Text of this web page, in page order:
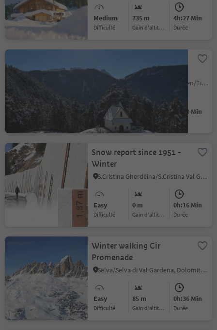
Medium
Difficulté
735 m
Gain d'altitude
4h:27 Min
durée
Wuhnleger and to the St.
Sebastian chapel
Tires/Tiers, Tiers am Rosengarten/Tires al Catinaccio, Dolomites Region Seiser Alm
Medium
Difficulté
2h:30 Min
durée
Snow report since 1951 -
Winter
S.Cristina Gherdëina/S.Cristina Val Gardena/S.Cristina Gherdëina/St.Christina in Gröden, Sëlva/Selva di Val Gardena, Dolomites Region Val Gardena
Easy
Difficulté
0 m
Gain d'altitude
0h:16 Min
durée
Winter walking Cir
Promenade
Sëlva/Selva di Val Gardena, Dolomites Region Val Gardena
Easy
Difficulté
85 m
Gain d'altitude
0h:36 Min
durée